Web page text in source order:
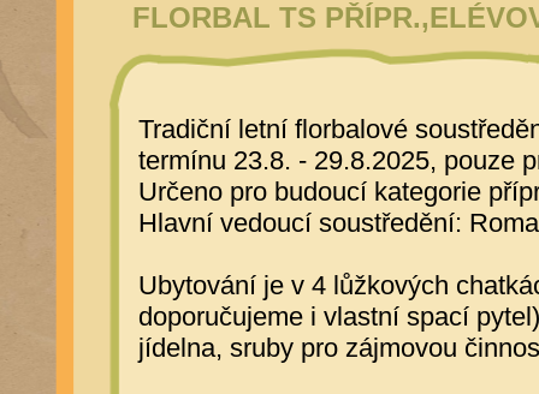
FLORBAL TS
Tradiční letní florbalové
termínu 23.8. - 29.8.2025, pouze
Určeno pro budoucí kategorie
Hlavní vedoucí soustředění:
Ubytování je v 4 lůžkových
doporučujeme i vlastní spací
jídelna, sruby pro zájmovou